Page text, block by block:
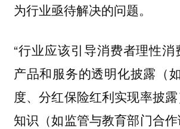
为行业亟待解决的问题。
“行业应该引导消费者理性
产品和服务的透明化披露（
度、分红保险红利实现率披
知识（如监管与教育部门合